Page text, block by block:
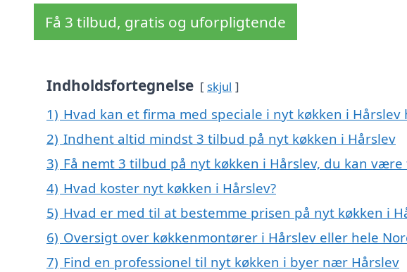
Få 3 tilbud, gratis og uforpligtende
Indholdsfortegnelse skjul
1) Hvad kan et firma med speciale i nyt køkken i
2) Indhent altid mindst 3 tilbud på nyt køkken i Hårslev
3) Få nemt 3 tilbud på nyt køkken i Hårslev, du kan være
4) Hvad koster nyt køkken i Hårslev?
5) Hvad er med til at bestemme prisen på nyt køkken i
6) Oversigt over køkkenmontører i Hårslev eller hele
7) Find en professionel til nyt køkken i byer nær Hårslev